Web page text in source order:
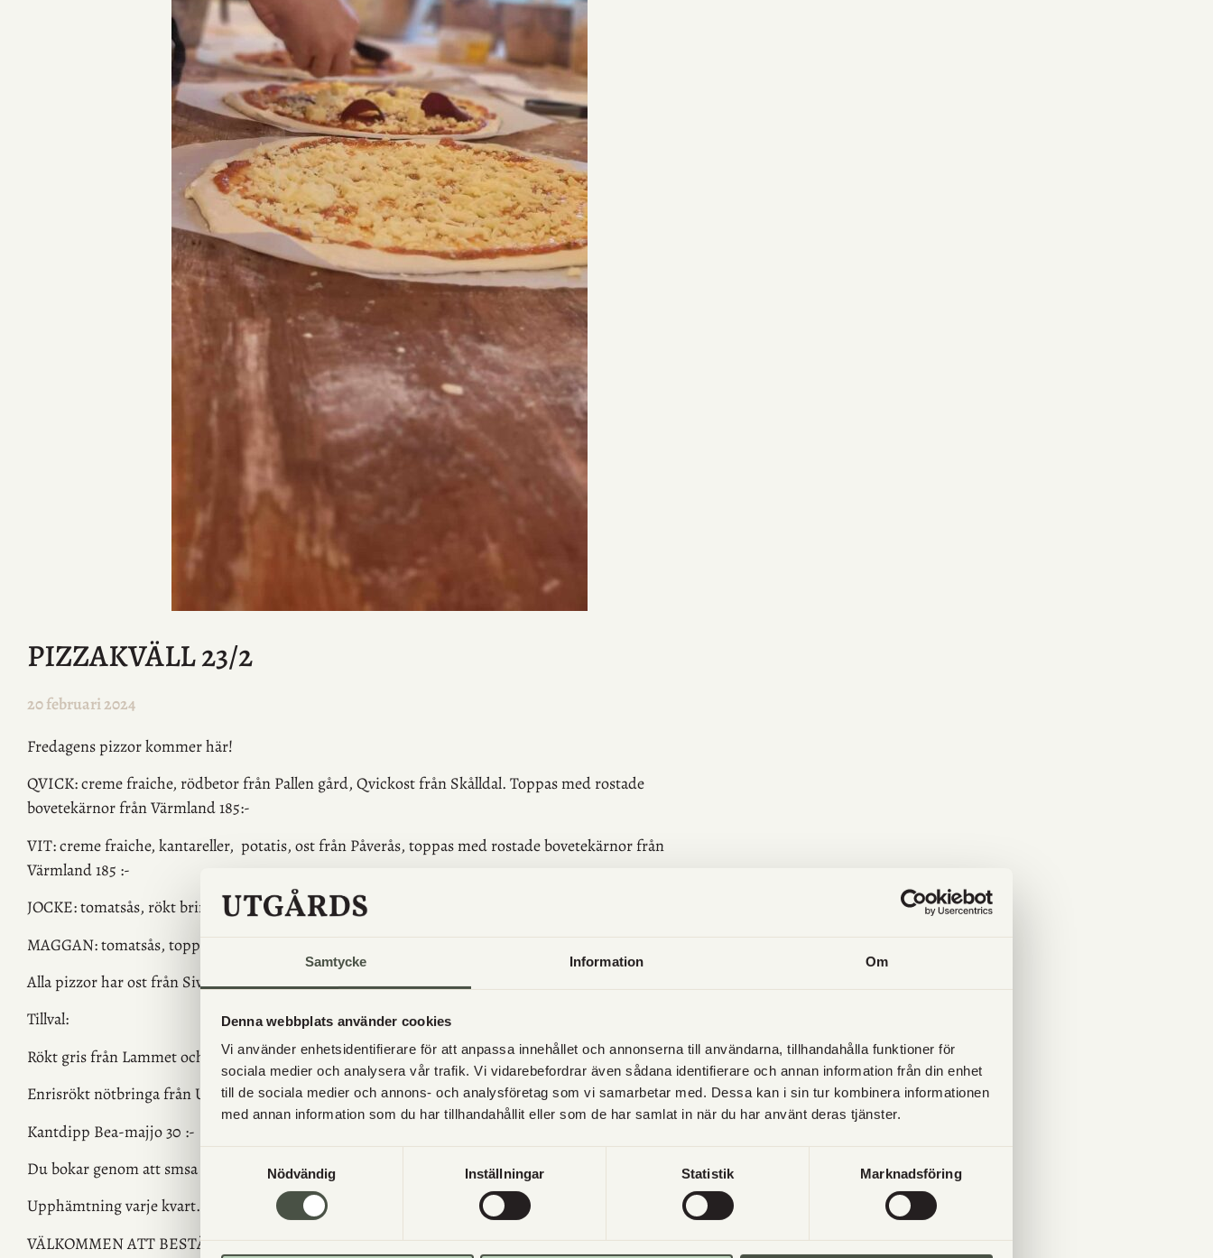
Samtycke Information Om
Denna webbplats använder cookies
Vi använder enhetsidentifierare för att anpassa innehållet och annonserna till användarna, tillhandahålla funktioner för
sociala medier och analysera vår trafik. Vi vidarebefordrar även sådana identifierare och annan information från din enhet
till de sociala medier och annons- och analysföretag som vi samarbetar med. Dessa kan i sin tur kombinera informationen
med annan information som du har tillhandahållit eller som de har samlat in när du har använt deras tjänster.
Nödvändig
Inställningar Statistik Marknadsföring
PIZZAKVÄLL 23/2
20 februari 2024
Fredagens pizzor kommer här!
QVICK:creme fraiche, rödbetor från Pallen gård, Qvickost från Skålldal. Toppas med rostade
bovetekärnor från Värmland185:-
VIT: creme fraiche, kantareller, potatis, ost från Påverås, toppas medrostade bovetekärnor från
Värmland185 :-
JOCKE: tomatsås, rökt bringa, toppas med persilja och bea-majjo 195:-
MAGGAN:tomatsås, toppad med basilikaolja från Valeby 150:-
Alla pizzor har ostfrån Sivans ost och Almnäs bruk.
Tillval:
Rökt gris från Lammet och bonden 30:-
Enrisrökt nötbringa från Utgård 30:-
Kantdipp Bea-majjo 30 :-
Du bokar genom att smsa ditt namn, antal pizzor + ev tillval och önskemål om tid till 0730522626
Upphämtning varje kvart. t.ex 17.00, 17.15, 17.30, o.s.v
VÄLKOMMEN ATT BESTÄLLA!